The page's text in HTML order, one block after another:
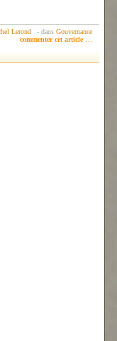
Lerond - dans Gouvernance
commenter cet article